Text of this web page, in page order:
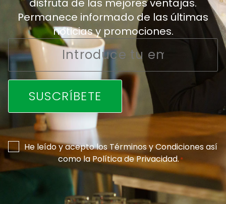
disfruta de las mejores ventajas.
Permanece informado de las últimas
noticias y promociones.
Consentimiento
*
He leído y acepto losTérminos y Condicionesasí
como laPolítica de Privacidad.*
Email
*